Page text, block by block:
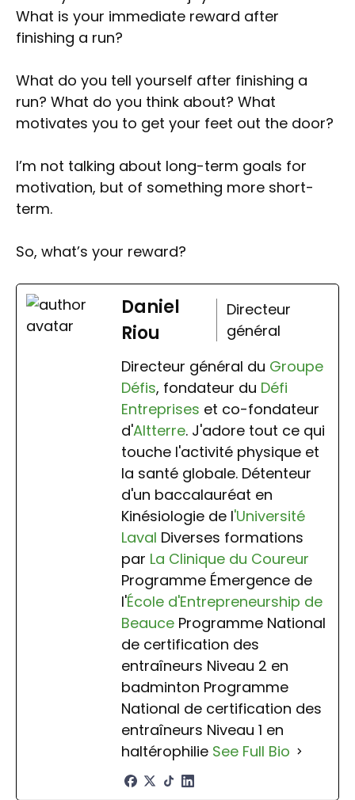
What is your immediate reward after
finishing a run?
What do you tell yourself after finishing a
run? What do you think about? What
motivates you to get your feet out the door?
I’m not talking about long-term goals for
motivation, but of something more short-
term.
So, what’s your reward?
Daniel
Riou
Directeur
général
Directeur général du Groupe
Défis, fondateur du Défi
Entreprises et co-fondateur
d'Altterre. J'adore tout ce qui
touche l'activité physique et
la santé globale. Détenteur
d'un baccalauréat en
Kinésiologie de l'Université
Laval Diverses formations
par La Clinique du Coureur
Programme Émergence de
l'École d'Entrepreneurship de
Beauce Programme National
de certification des
entraîneurs Niveau 2 en
badminton Programme
National de certification des
entraîneurs Niveau 1 en
haltérophilie See Full Bio